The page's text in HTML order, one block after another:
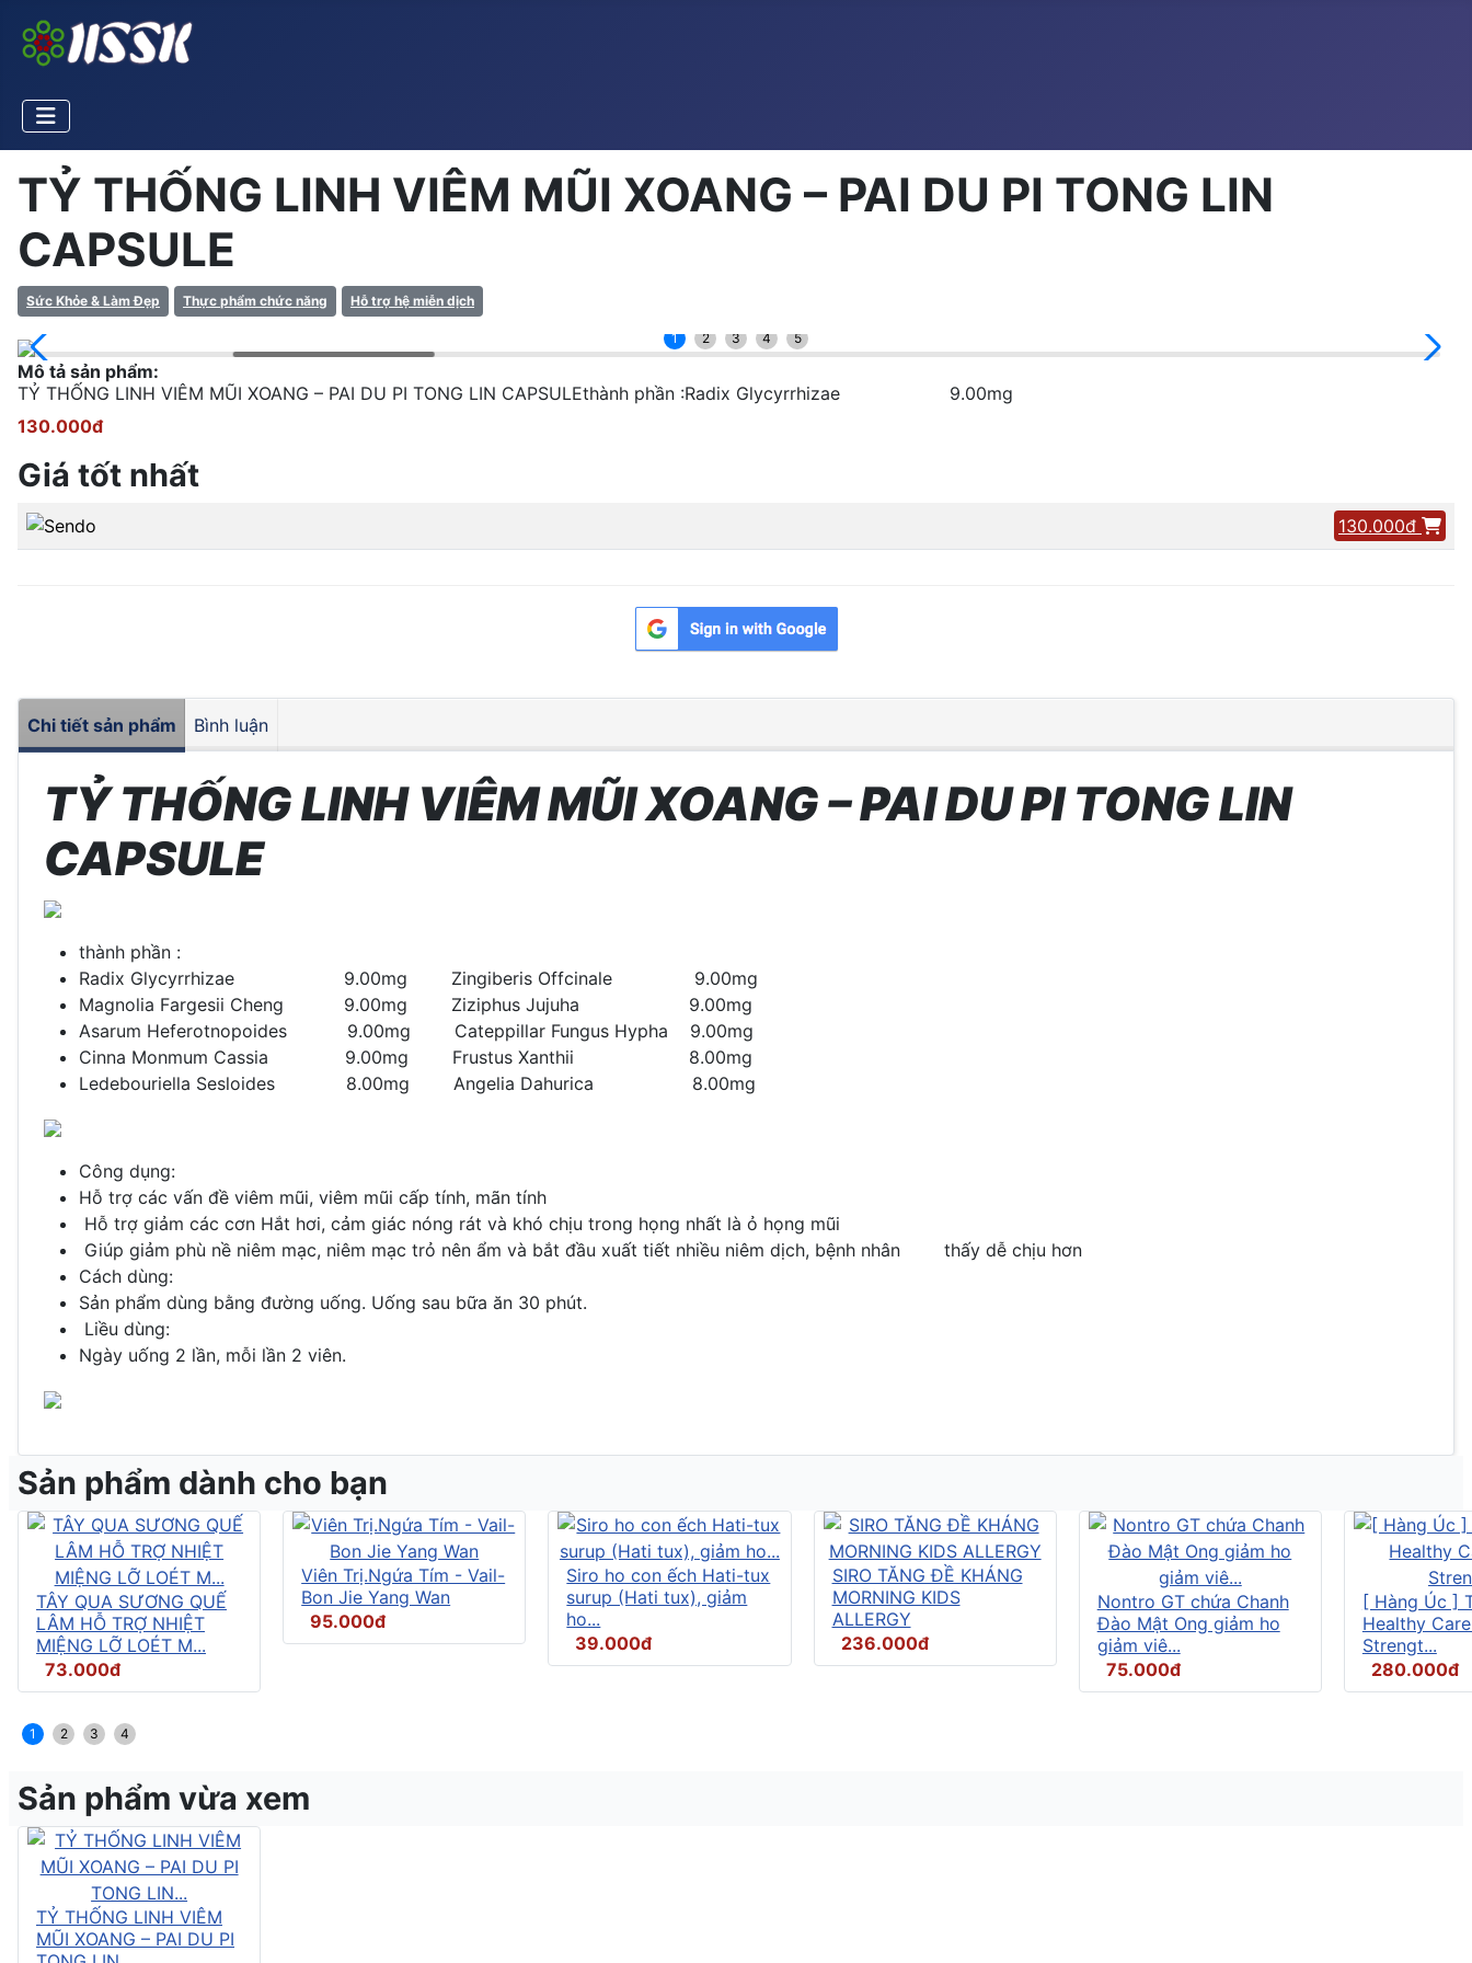
TỶ THỐNG LINH VIÊM MŨI XOANG – PAI DU PI TONG LIN
CAPSULE
Sức Khỏe & Làm Đẹp Thực phẩm chức năng Hỗ trợ hệ miễn dịch
1 2 3 4 5
Mô tả sản phẩm:
TỶ THỐNG LINH VIÊM MŨI XOANG – PAI DU PI TONG LIN CAPSULEthành phần :Radix Glycyrrhizae 9.00mg
130.000đ
Giá tốt nhất
130.000đ
Chi tiết sản phẩm Bình luận
TỶ THỐNG LINH VIÊM MŨI XOANG – PAI DU PI TONG LIN
CAPSULE
thành phần :
Radix Glycyrrhizae 9.00mg Zingiberis Offcinale 9.00mg
Magnolia Fargesii Cheng 9.00mg Ziziphus Jujuha 9.00mg
Asarum Heferotnopoides 9.00mg Cateppillar Fungus Hypha 9.00mg
Cinna Monmum Cassia 9.00mg Frustus Xanthii 8.00mg
Ledebouriella Sesloides 8.00mg Angelia Dahurica 8.00mg
Công dụng:
Hỗ trợ các vấn đề viêm mũi, viêm mũi cấp tính, mãn tính
Hỗ trợ giảm các cơn Hắt hơi, cảm giác nóng rát và khó chịu trong họng nhất là ỏ họng mũi
Giúp giảm phù nề niêm mạc, niêm mạc trỏ nên ẩm và bắt đầu xuất tiết nhiều niêm dịch, bệnh nhân thấy dễ chịu hơn
Cách dùng:
Sản phẩm dùng bằng đường uống. Uống sau bữa ăn 30 phút.
Liều dùng:
Ngày uống 2 lần, mỗi lần 2 viên.
Sản phẩm dành cho bạn
TÂY QUA SƯƠNG QUẾ
LÂM HỖ TRỢ NHIỆT
MIỆNG LỠ LOÉT M...
73.000đ
Viên Trị.Ngứa Tím - Vail-
Bon Jie Yang Wan
95.000đ
Siro ho con ếch Hati-tux
surup (Hati tux), giảm
ho...
39.000đ
SIRO TĂNG ĐỀ KHÁNG
MORNING KIDS
ALLERGY
236.000đ
Nontro GT chứa Chanh
Đào Mật Ong giảm ho
giảm viê...
75.000đ
[ Hàng Úc ]
Healthy
Strengt...
280.000đ
1 2 3 4
Sản phẩm vừa xem
TỶ THỐNG LINH VIÊM
MŨI XOANG – PAI DU PI